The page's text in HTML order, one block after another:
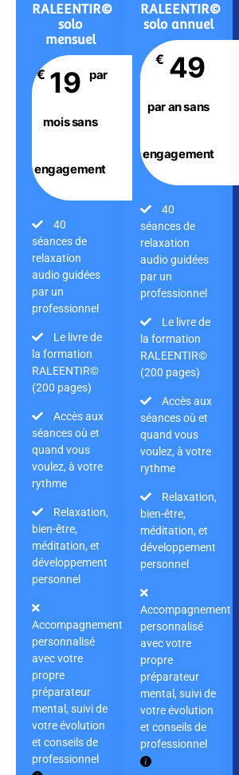
RALEENTIR©
solo
mensuel
€ 19 par
mois sans
engagement
40
séances de
relaxation
audio guidées
par un
professionnel
Le livre de
la formation
RALEENTIR©
(200 pages)
Accès aux
séances où et
quand vous
voulez, à votre
rythme
Relaxation,
bien-être,
méditation, et
développement
personnel
Accompagnement
personnalisé
avec votre
propre
préparateur
mental, suivi de
votre évolution
et conseils de
professionnel
RALEENTIR©
solo annuel
€ 49
par an sans
engagement
40
séances de
relaxation
audio guidées
par un
professionnel
Le livre de
la formation
RALEENTIR©
(200 pages)
Accès aux
séances où et
quand vous
voulez, à votre
rythme
Relaxation,
bien-être,
méditation, et
développement
personnel
Accompagnement
personnalisé
avec votre
propre
préparateur
mental, suivi de
votre évolution
et conseils de
professionnel